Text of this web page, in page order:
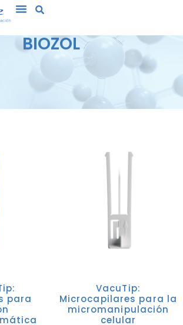
BIOZOL
para
VacuTip:
Microcapilares para la
micromanipulación
celular